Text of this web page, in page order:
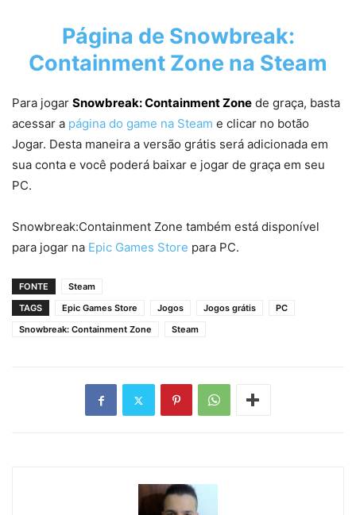
Página de Snowbreak:
Containment Zone na Steam
Para jogar Snowbreak: Containment Zone de graça, basta
acessar a página do game na Steam e clicar no botão
Jogar. Desta maneira a versão grátis será adicionada em
sua conta e você poderá baixar e jogar de graça em seu
PC.
Snowbreak:Containment Zone também está disponível
para jogar na Epic Games Store para PC.
FONTE
Steam
TAGS
Epic Games Store Jogos Jogos grátis
PC
Snowbreak: Containment Zone
Steam